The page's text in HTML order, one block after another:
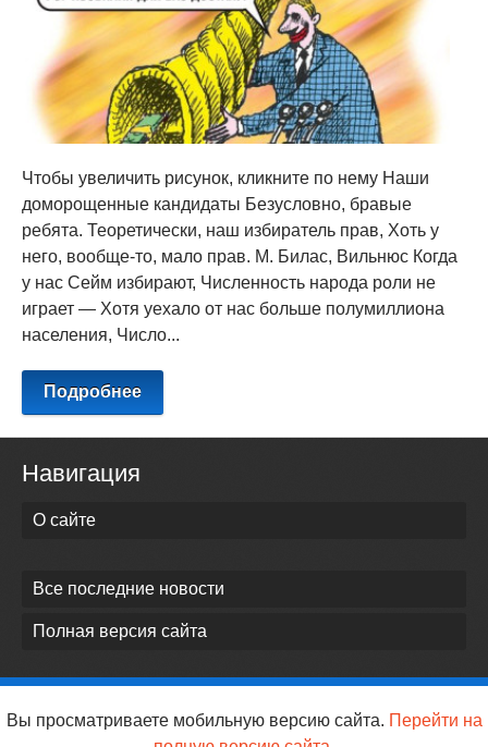
Чтобы увеличить рисунок, кликните по нему Наши
доморощенные кандидаты Безусловно, бравые
ребята. Теоретически, наш избиратель прав, Хоть у
него, вообще-то, мало прав. М. Билас, Вильнюс Когда
у нас Сейм избирают, Численность народа роли не
играет — Хотя уехало от нас больше полумиллиона
населения, Число...
Подробнее
Навигация
О сайте
Все последние новости
Полная версия сайта
Вы просматриваете мобильную версию сайта. Перейти на